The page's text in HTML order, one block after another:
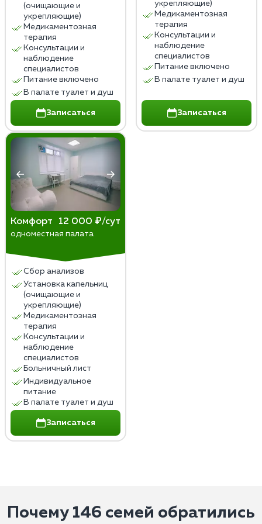
(очищающие и
укрепляющие)
Медикаментозная
терапия
Консультации и
наблюдение
специалистов
Питание включено
В палате туалет и душ
Записаться
укрепляющие)
Медикаментозная
терапия
Консультации и
наблюдение
специалистов
Питание включено
В палате туалет и душ
Записаться
Комфорт 12 000 ₽/сут
одноместная палата
Сбор анализов
Установка капельниц
(очищающие и
укрепляющие)
Медикаментозная
терапия
Консультации и
наблюдение
специалистов
Больничный лист
Индивидуальное
питание
В палате туалет и душ
Записаться
Почему 146 семей обратились